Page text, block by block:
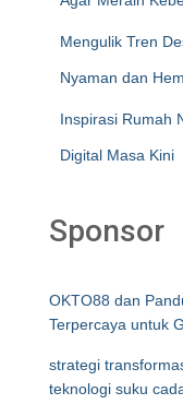
Mengulik Tren
Nyaman dan
Inspirasi Rumah
Digital Masa Kini
Sponsor
OKTO88 dan
Terpercaya untuk
strategi
teknologi suku